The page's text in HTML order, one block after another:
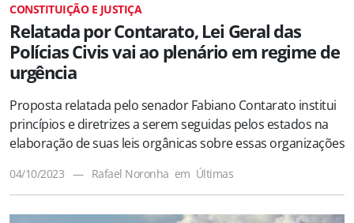
CONSTITUIÇÃO E JUSTIÇA
Relatada por Contarato, Lei Geral das
Polícias Civis vai ao plenário em regime de
urgência
Proposta relatada pelo senador Fabiano Contarato institui
princípios e diretrizes a serem seguidas pelos estados na
elaboração de suas leis orgânicas sobre essas organizações
04/10/2023 — Rafael Noronha em Últimas